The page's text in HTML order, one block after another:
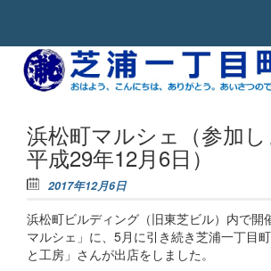
Skip to content
芝
一
丁
目
会
お
は
よ
こ
ん
に
ち
わ、
り
が
と
う。
浜松町マルシェ（参加
平成29年12月6日）
2017年12月6日
浜松町ビルディング（旧東芝ビル）内で開
マルシェ」に、5月に引き続き芝浦一丁目
と工房」さんが出店をしました。